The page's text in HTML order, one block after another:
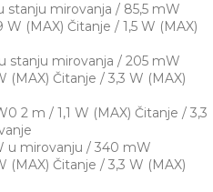
stanju mirovanja / 85,5 mW
(MAX) Čitanje / 1,5 W (MAX)
stanju mirovanja / 205 mW
(MAX) Čitanje / 3,3 W (MAX)
2 m / 1,1 W (MAX) Čitanje / 3,3
u mirovanju / 340 mW
(MAX) Čitanje / 3,3 W (MAX)